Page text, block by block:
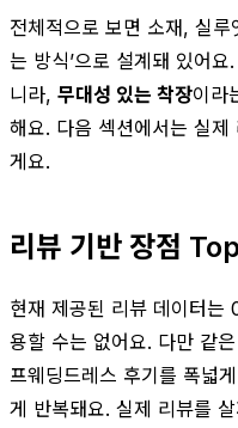
전체적으로 보면 소재, 실루
는 방식’으로 설계돼 있어
니라, 무대성 있는 착장이라
해요. 다음 섹션에서는 실
게요.
리뷰 기반 장점
현재 제공된 리뷰 데이터는
용할 수는 없어요. 다만 같
프웨딩드레스 후기를 폭넓
게 반복돼요. 실제 리뷰를